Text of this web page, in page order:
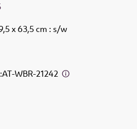
x 63,5 cm : s/w
WBR-21242